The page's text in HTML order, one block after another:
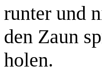
runter und
den Zaun
holen.